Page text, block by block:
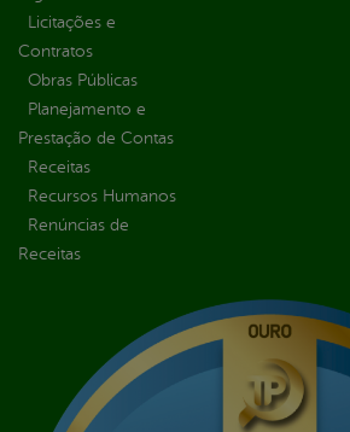
Licitações e
Contratos
Obras Públicas
Planejamento e
Prestação de Contas
Receitas
Recursos Humanos
Renúncias de
Receitas